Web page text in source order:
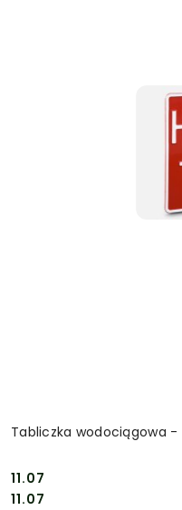
Tabliczka wodociągowa
Cena:
11.07
Cena:
11.07